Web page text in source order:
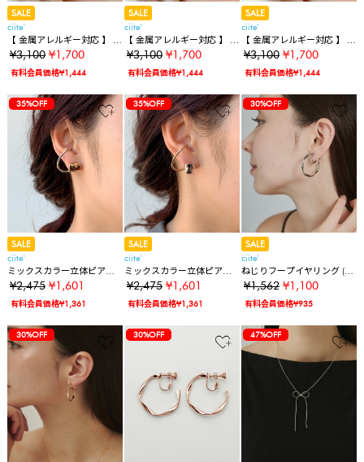
SALE
ciite'
【 金属アレルギー対応 】 ア
ンカーチェーンピアス サー
¥3,100 ¥1,700
有料会員価格¥1,444
SALE
ciite'
【 金属アレルギー対応 】 ア
ンカーチェーンピアス サー
¥3,100 ¥1,700
有料会員価格¥1,444
SALE
ciite'
【 金属アレルギー対応 】 ア
ンカーチェーンピアス サー
¥3,100 ¥1,700
有料会員価格¥1,444
35%OFF
SALE
ciite'
ミックスカラー立体ピアス /
イヤーカフ風 (両耳用)
¥2,475 ¥1,601
有料会員価格¥1,361
35%OFF
SALE
ciite'
ミックスカラー立体ピアス /
イヤーカフ風 (両耳用)
¥2,475 ¥1,601
有料会員価格¥1,361
30%OFF
SALE
ciite'
ねじりフープイヤリング (両
耳用)
¥1,562 ¥1,100
有料会員価格¥935
30%OFF 30%OFF 47%OFF